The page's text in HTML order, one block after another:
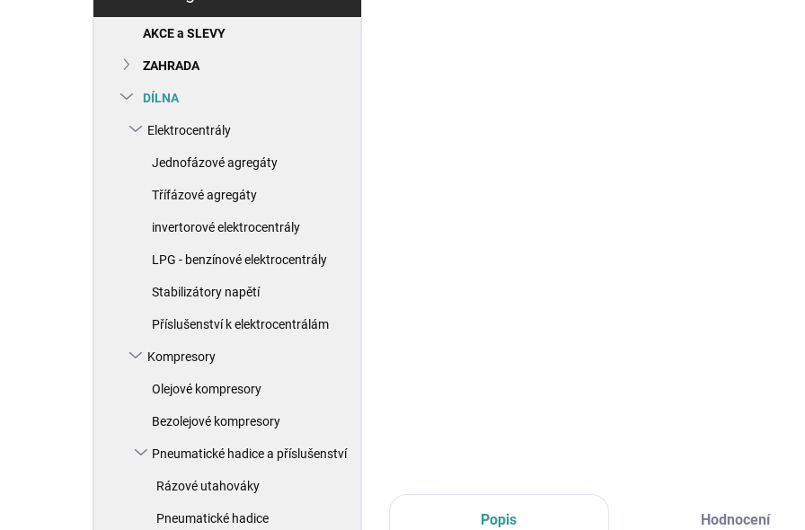
s
kategorie
AKCE a SLEVY
ZAHRADA
DÍLNA
Elektrocentrály
Jednofázové agregáty
Třífázové agregáty
invertorové elektrocentrály
LPG - benzínové elektrocentrály
Stabilizátory napětí
Příslušenství k elektrocentrálám
Kompresory
Olejové kompresory
Bezolejové kompresory
Pneumatické hadice a příslušenství
Rázové utahováky
Pneumatické hadice Popis Hodnocení